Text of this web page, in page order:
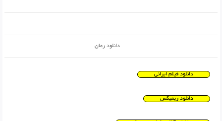
دانلود رمان
دانلود فیلم ایرانی
دانلود ریمیکس